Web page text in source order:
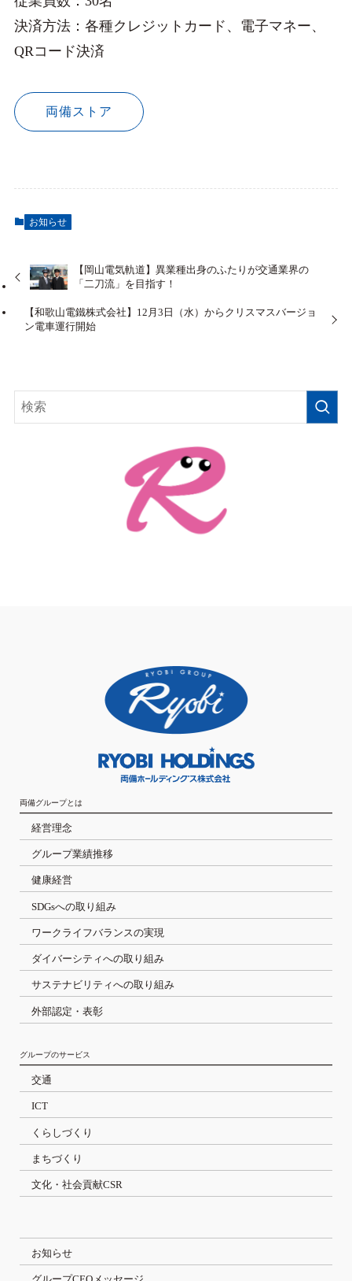
決済方法：各種クレジットカード、電子マネー、
QRコード決済
両備ストア
お知らせ
【岡山電気軌道】異業種出身のふたりが交通業界の
「二刀流」を目指す！
【和歌山電鐵株式会社】12月3日（水）からクリスマスバージョ
ン電車運行開始
両備グループとは
経営理念
グループ業績推移
健康経営
SDGsへの取り組み
ワークライフバランスの実現
ダイバーシティへの取り組み
サステナビリティへの取り組み
外部認定・表彰
グループのサービス
交通
ICT
くらしづくり
まちづくり
文化・社会貢献CSR
お知らせ